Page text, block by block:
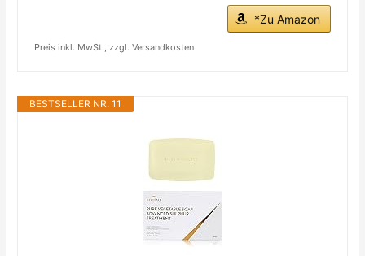
*Zu Amazon
Preis inkl. MwSt., zzgl. Versandkosten
BESTSELLER NR. 11